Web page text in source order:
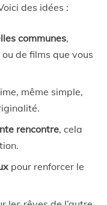
des idées :
communes,
de films que vous
même simple,
rencontre, cela
pour renforcer le